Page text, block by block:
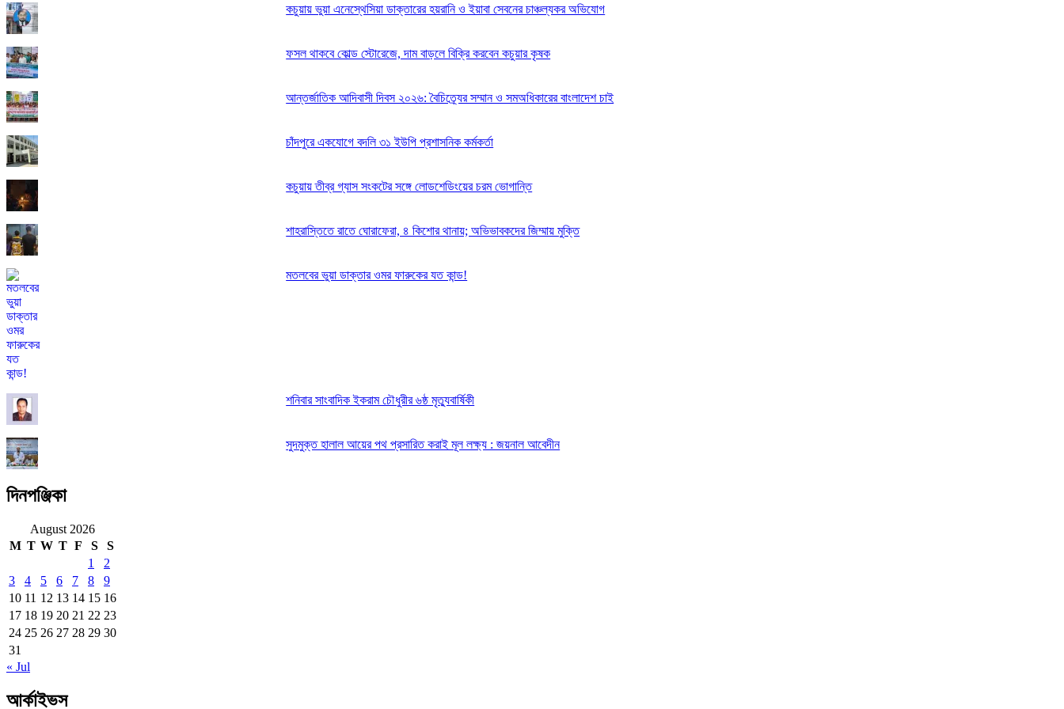
কচুয়ায় ভুয়া এনেস্থেসিয়া ডাক্তারের হয়রানি ও ইয়াবা সেবনের চাঞ্চল্যকর অভিযোগ
ফসল থাকবে কোল্ড স্টোরেজে, দাম বাড়লে বিক্রি করবেন কচুয়ার কৃষক
আন্তর্জাতিক আদিবাসী দিবস ২০২৬: বৈচিত্র্যের সম্মান ও সমঅধিকারের বাংলাদেশ চাই
চাঁদপুরে একযোগে বদলি ৩১ ইউপি প্রশাসনিক কর্মকর্তা
কচুয়ায় তীব্র গ্যাস সংকটের সঙ্গে লোডশেডিংয়ের চরম ভোগান্তি
শাহরাস্তিতে রাতে ঘোরাফেরা, ৪ কিশোর থানায়; অভিভাবকদের জিম্মায় মুক্তি
মতলবের ভুয়া ডাক্তার ওমর ফারুকের যত কান্ড!
শনিবার সাংবাদিক ইকরাম চৌধুরীর ৬ষ্ঠ মৃত্যুবার্ষিকী
সুদমুক্ত হালাল আয়ের পথ প্রসারিত করাই মূল লক্ষ্য : জয়নাল আবেদীন
দিনপঞ্জিকা
August 2026
M T W T F S
S
1
2
3
4 5 6 7 8
9
10 11 12 13 14 15 16
17 18 19 20 21 22 23
24 25 26 27 28 29 30
31
« Jul
আর্কাইভস